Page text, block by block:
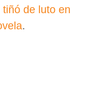
tiñó de luto en
.